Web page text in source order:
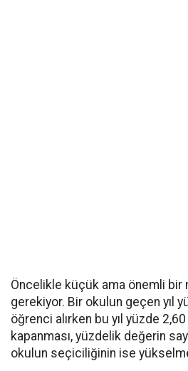
Öncelikle küçük ama önemli bir
gerekiyor. Bir okulun geçen yıl
öğrenci alırken bu yıl yüzde
kapanması, yüzdelik değerin
okulun seçiciliğinin ise